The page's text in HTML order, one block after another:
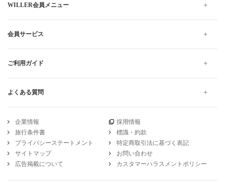
WILLER会員メニュー
会員サービス
ご利用ガイド
よくある質問
企業情報
採用情報
旅行条件書
標識・約款
プライバシーステートメント
特定商取引法に基づく表記
サイトマップ
お問い合わせ
広告掲載について
カスタマーハラスメントポリシー